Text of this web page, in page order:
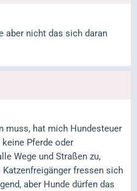
aber nicht das sich daran
muss, hat mich Hundesteuer
Pferde oder
Wege und Straßen zu,
fressen sich
aber Hunde dürfen das